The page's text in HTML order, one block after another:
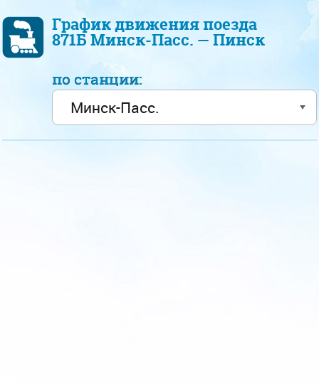
График движения поезда
871Б Минск-Пасс. — Пинск
по станции: